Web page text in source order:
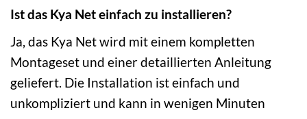
Ist das Kya Net einfach zu installieren?
Ja, das Kya Net wird mit einem kompletten
Montageset und einer detaillierten Anleitung
geliefert. Die Installation ist einfach und
unkompliziert und kann in wenigen Minuten